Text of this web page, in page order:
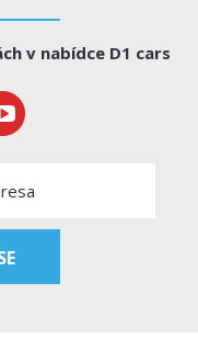
v nabídce D1 cars